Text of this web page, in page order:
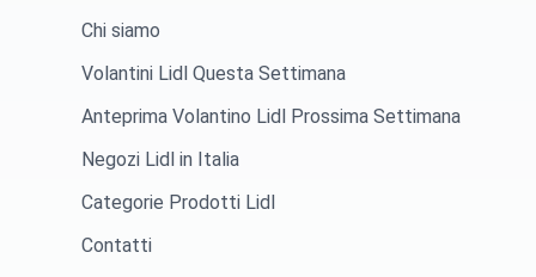
Chi siamo
Volantini Lidl Questa Settimana
Anteprima Volantino Lidl Prossima Settimana
Negozi Lidl in Italia
Categorie Prodotti Lidl
Contatti